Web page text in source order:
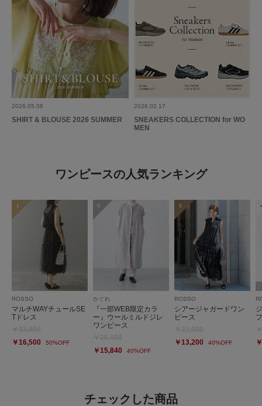
2026.05.08
SHIRT & BLOUSE 2026 SUMMER
2026.02.17
SNEAKERS COLLECTION for WO
MEN
ワンピースの人気ランキング
1
ROSSO
マルチWAYチュールSE
Tドレス
￥16,500
50%OFF
2
かぐれ
『一部WEB限定カラ
ー』ウールミルドジレ
ワンピース
￥15,840
40%OFF
3
ROSSO
シアージャガードワン
ピース
￥13,200
40%OFF
チェックした商品